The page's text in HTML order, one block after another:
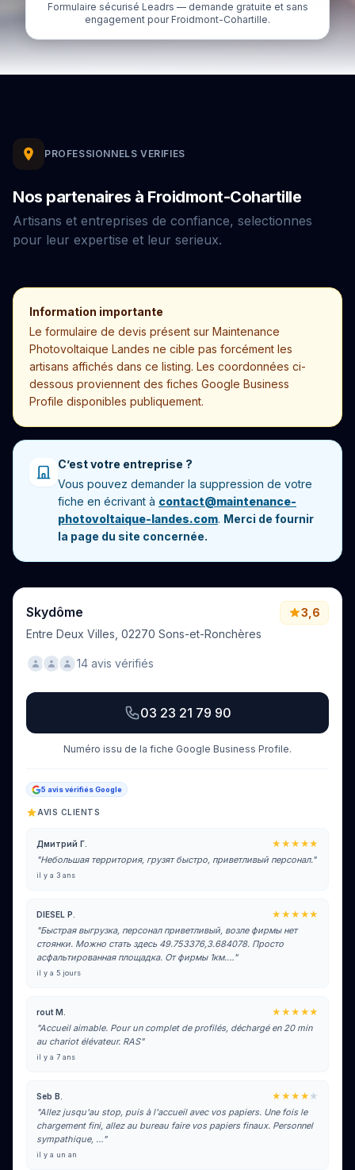
Formulaire sécurisé Leadrs — demande gratuite et sans
engagement pour Froidmont-Cohartille.
PROFESSIONNELS VERIFIES
Nos partenaires à Froidmont-Cohartille
Artisans et entreprises de confiance, selectionnes
pour leur expertise et leur serieux.
Information importante
Le formulaire de devis présent sur Maintenance
Photovoltaique Landes ne cible pas forcément les
artisans affichés dans ce listing. Les coordonnées ci-
dessous proviennent des fiches Google Business
Profile disponibles publiquement.
C’est votre entreprise ?
Vous pouvez demander la suppression de votre
fiche en écrivant à contact@maintenance-
photovoltaique-landes.com. Merci de fournir
la page du site concernée.
Skydôme
Entre Deux Villes, 02270 Sons-et-Ronchères
3,6
14 avis vérifiés
03 23 21 79 90
Numéro issu de la fiche Google Business Profile.
5 avis vérifiés Google
AVIS CLIENTS
Дмитрий Г.
★★★★★
"Небольшая территория, грузят быстро, приветливый персонал."
il y a 3 ans
DIESEL P.
★★★★★
"Быстрая выгрузка, персонал приветливый, возле фирмы нет
стоянки. Можно стать здесь 49.753376,3.684078. Просто
асфальтированная площадка. От фирмы 1км.…"
il y a 5 jours
rout M.
★★★★★
"Accueil aimable. Pour un complet de profilés, déchargé en 20 min
au chariot élévateur. RAS"
il y a 7 ans
Seb B. ★★★★ ★
"Allez jusqu'au stop, puis à l'accueil avec vos papiers. Une fois le
chargement fini, allez au bureau faire vos papiers finaux. Personnel
sympathique, …"
il y a un an